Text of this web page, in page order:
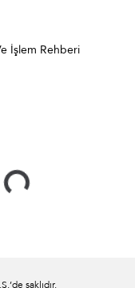
İşlem Rehberi
saklıdır.